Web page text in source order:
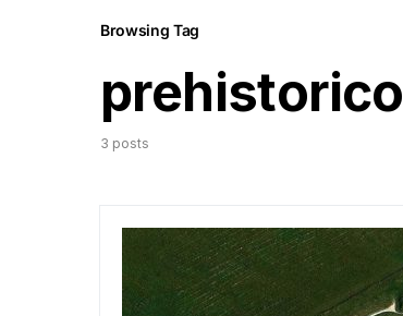
Browsing Tag
prehistorico
3 posts